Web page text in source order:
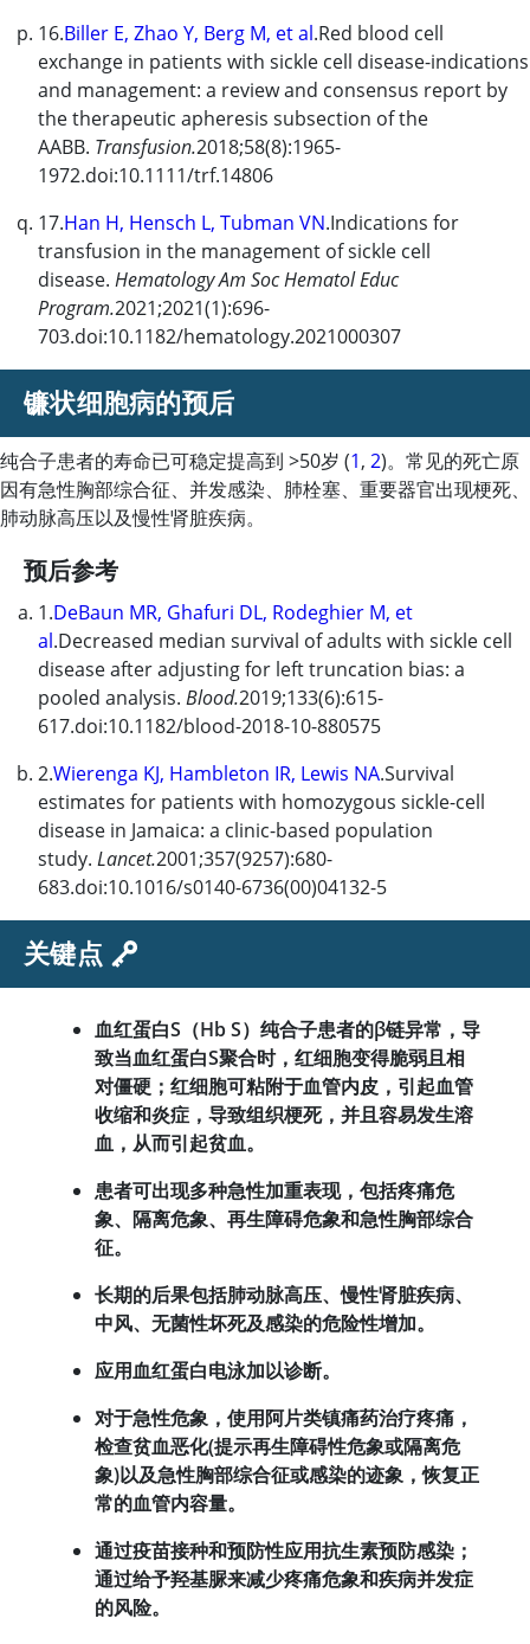
16.Biller E, Zhao Y, Berg M, et al.Red blood cell
exchange in patients with sickle cell disease-indications
and management: a review and consensus report by
the therapeutic apheresis subsection of the
AABB. Transfusion.2018;58(8):1965-
1972.doi:10.1111/trf.14806
17.Han H, Hensch L, Tubman VN.Indications for
transfusion in the management of sickle cell
disease. Hematology Am Soc Hematol Educ
Program.2021;2021(1):696-
703.doi:10.1182/hematology.2021000307
镰状细胞病的预后
纯合子患者的寿命已可稳定提高到 >50岁 (1, 2)。常见的死亡原
因有急性胸部综合征、并发感染、肺栓塞、重要器官出现梗死、
肺动脉高压以及慢性肾脏疾病。
预后参考
1.DeBaun MR, Ghafuri DL, Rodeghier M, et
al.Decreased median survival of adults with sickle cell
disease after adjusting for left truncation bias: a
pooled analysis. Blood.2019;133(6):615-
617.doi:10.1182/blood-2018-10-880575
2.Wierenga KJ, Hambleton IR, Lewis NA.Survival
estimates for patients with homozygous sickle-cell
disease in Jamaica: a clinic-based population
study. Lancet.2001;357(9257):680-
683.doi:10.1016/s0140-6736(00)04132-5
关键点
血红蛋白S（Hb S）纯合子患者的β链异常，导
致当血红蛋白S聚合时，红细胞变得脆弱且相
对僵硬；红细胞可粘附于血管内皮，引起血管
收缩和炎症，导致组织梗死，并且容易发生溶
血，从而引起贫血。
患者可出现多种急性加重表现，包括疼痛危
象、隔离危象、再生障碍危象和急性胸部综合
征。
长期的后果包括肺动脉高压、慢性肾脏疾病、
中风、无菌性坏死及感染的危险性增加。
应用血红蛋白电泳加以诊断。
对于急性危象，使用阿片类镇痛药治疗疼痛，
检查贫血恶化(提示再生障碍性危象或隔离危
象)以及急性胸部综合征或感染的迹象，恢复正
常的血管内容量。
通过疫苗接种和预防性应用抗生素预防感染；
通过给予羟基脲来减少疼痛危象和疾病并发症
的风险。